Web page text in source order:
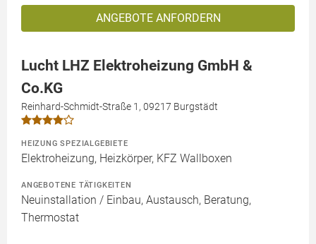
ANGEBOTE ANFORDERN
Lucht LHZ Elektroheizung GmbH &
Co.KG
Reinhard-Schmidt-Straße 1, 09217 Burgstädt
HEIZUNG SPEZIALGEBIETE
Elektroheizung, Heizkörper, KFZ Wallboxen
ANGEBOTENE TÄTIGKEITEN
Neuinstallation / Einbau, Austausch, Beratung,
Thermostat